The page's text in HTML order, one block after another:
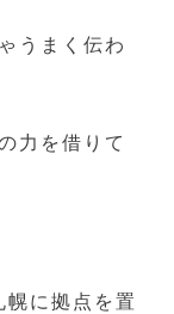
うまく伝わ
力を借りて
に拠点を置